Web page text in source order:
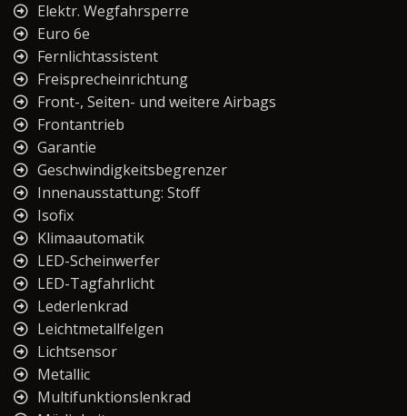
Elektr. Wegfahrsperre
Euro 6e
Fernlichtassistent
Freisprecheinrichtung
Front-, Seiten- und weitere Airbags
Frontantrieb
Garantie
Geschwindigkeitsbegrenzer
Innenausstattung: Stoff
Isofix
Klimaautomatik
LED-Scheinwerfer
LED-Tagfahrlicht
Lederlenkrad
Leichtmetallfelgen
Lichtsensor
Metallic
Multifunktionslenkrad